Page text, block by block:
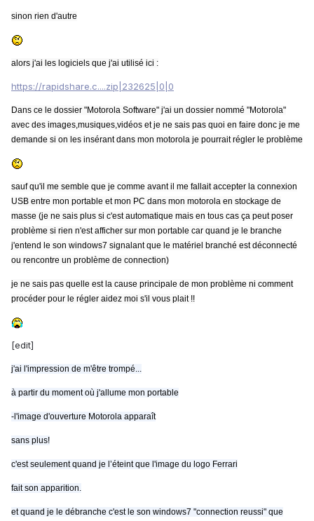
sinon rien d'autre
alors j'ai les logiciels que j'ai utilisé ici :
https://rapidshare.c....zip|232625|0|0
Dans ce le dossier "Motorola Software" j'ai un dossier nommé "Motorola"
avec des images,musiques,vidéos et je ne sais pas quoi en faire donc je me
demande si on les insérant dans mon motorola je pourrait régler le problème
sauf qu'il me semble que je comme avant il me fallait accepter la connexion
USB entre mon portable et mon PC dans mon motorola en stockage de
masse (je ne sais plus si c'est automatique mais en tous cas ça peut poser
problème si rien n'est afficher sur mon portable car quand je le branche
j'entend le son windows7 signalant que le matériel branché est déconnecté
ou rencontre un problème de connection)
je ne sais pas quelle est la cause principale de mon problème ni comment
procéder pour le régler aidez moi s'il vous plait !!
[edit]
j'ai l'impression de m'être trompé...
à partir du moment où j'allume mon portable
-l'image d'ouverture Motorola apparaît
sans plus!
c'est seulement quand je l’éteint que l'image du logo Ferrari
fait son apparition.
et quand je le débranche c'est le son windows7 "connection reussi" que